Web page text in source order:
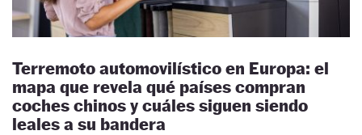
Terremoto automovilístico en Europa: el
mapa que revela qué países compran
coches chinos y cuáles siguen siendo
leales a su bandera